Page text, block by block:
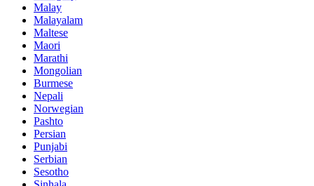
Malay
Malayalam
Maltese
Maori
Marathi
Mongolian
Burmese
Nepali
Norwegian
Pashto
Persian
Punjabi
Serbian
Sesotho